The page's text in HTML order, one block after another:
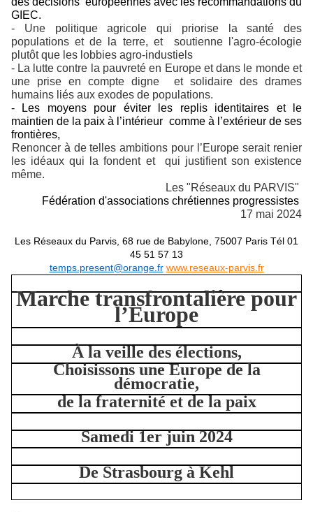
GIEC.
- Une politique agricole qui priorise la santé des
populations et de la terre, et soutienne l'agro-écologie
plutôt que les lobbies agro-industiels
- La lutte contre la pauvreté en Europe et dans le monde et
une prise en compte digne et solidaire des drames
humains liés aux exodes de populations.
- Les moyens pour éviter les replis identitaires et le
maintien de la paix à l’intérieur comme à l’extérieur de ses
frontières,
Renoncer à de telles ambitions pour l’Europe serait renier
les idéaux qui la fondent et qui justifient son existence
même.
Les "Réseaux du PARVIS"
Fédération d'associations chrétiennes progressistes
17 mai 2024
Les Réseaux du Parvis, 68 rue de Babylone, 75007 Paris Tél 01
45 51 57 13
temps.present@orange.fr www.reseaux-parvis.fr
Marche transfrontalière pour
l’Europe
À la veille des élections,
Choisissons une Europe de la
démocratie,
de la fraternité et de la paix
Samedi 1er juin 2024
De Strasbourg à Kehl